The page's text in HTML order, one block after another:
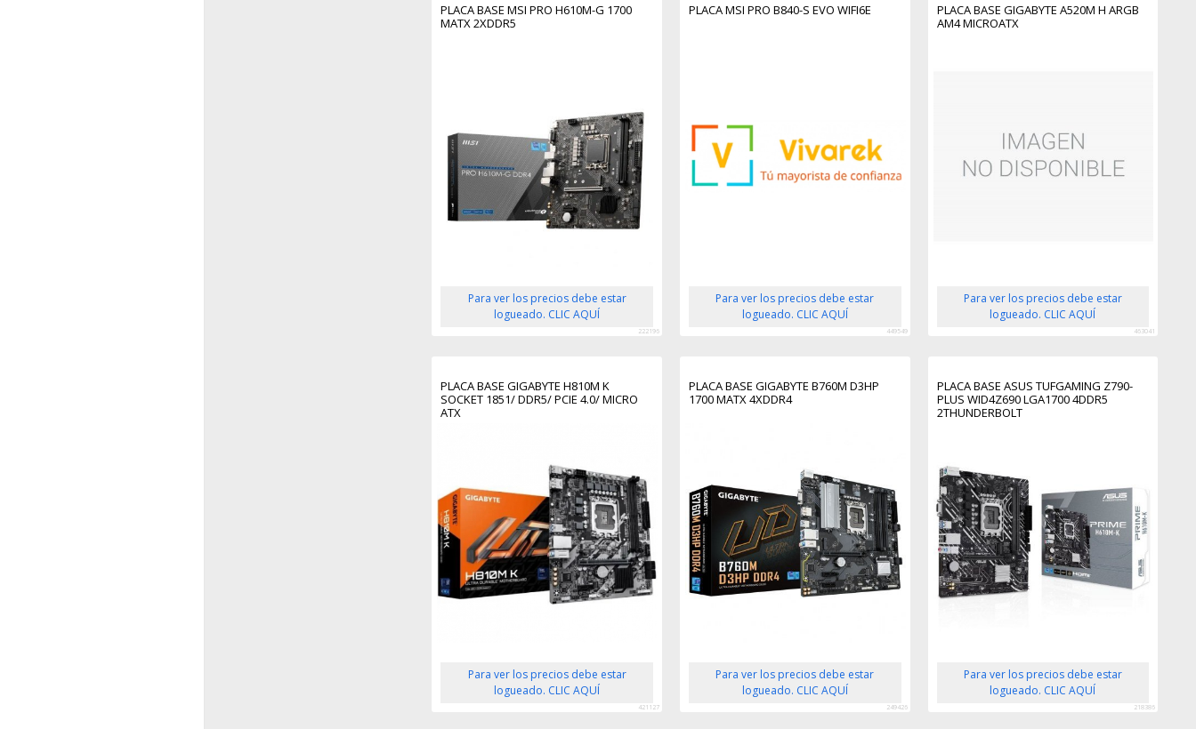
PLACA BASE MSI PRO H610M-G 1700
MATX 2XDDR5
Para ver los precios debe estar
logueado. CLIC AQUÍ
222196
PLACA MSI PRO B840-S EVO WIFI6E
Para ver los precios debe estar
logueado. CLIC AQUÍ
449549
PLACA BASE GIGABYTE A520M H ARGB
AM4 MICROATX
Para ver los precios debe estar
logueado. CLIC AQUÍ
463041
PLACA BASE GIGABYTE H810M K
SOCKET 1851/ DDR5/ PCIE 4.0/ MICRO
ATX
Para ver los precios debe estar
logueado. CLIC AQUÍ
421127
PLACA BASE GIGABYTE B760M D3HP
1700 MATX 4XDDR4
Para ver los precios debe estar
logueado. CLIC AQUÍ
249426
PLACA BASE ASUS TUFGAMING Z790-
PLUS WID4Z690 LGA1700 4DDR5
2THUNDERBOLT
Para ver los precios debe estar
logueado. CLIC AQUÍ
218386